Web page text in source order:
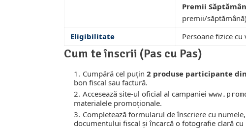
Premii
premii/săptămână)
Eligibilitate
Persoane fizice
Cum te înscrii (Pas cu Pas)
Cumpără cel puțin 2 produse participante
bon fiscal sau factură.
Accesează site-ul oficial al campaniei
materialele promoționale.
Completează formularul de înscriere cu
documentului fiscal și încarcă o fotografie clară cu